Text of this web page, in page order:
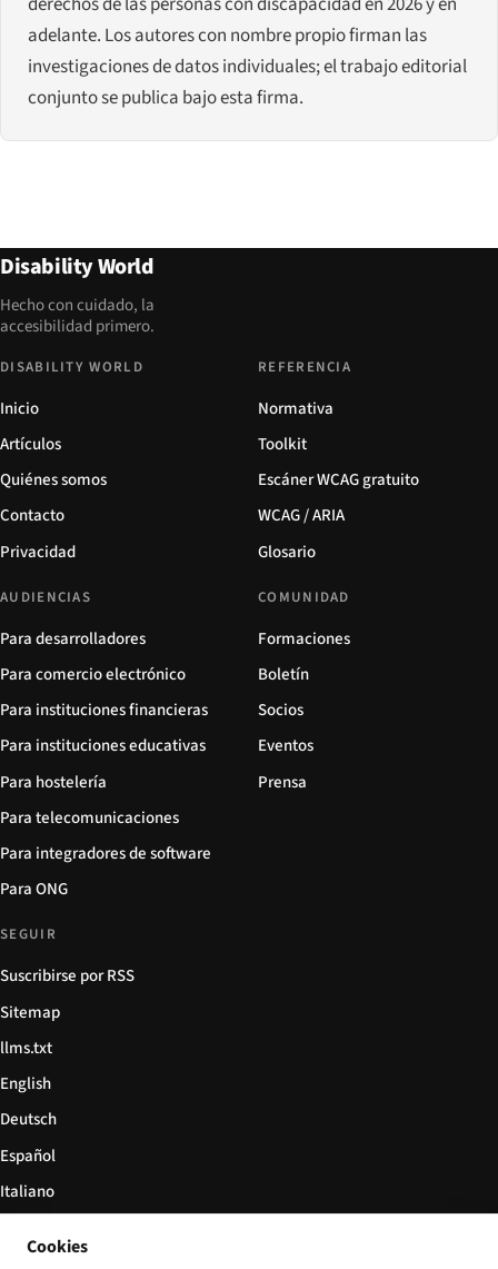
adelante. Los autores con nombre propio firman las
investigaciones de datos individuales; el trabajo editorial
conjunto se publica bajo esta firma.
Disability World
Hecho con cuidado, la
accesibilidad primero.
DISABILITY WORLD
Inicio
Artículos
Quiénes somos
Contacto
Privacidad
REFERENCIA
Normativa
Toolkit
Escáner WCAG gratuito
WCAG / ARIA
Glosario
AUDIENCIAS
Para desarrolladores
Para comercio electrónico
Para instituciones financieras
Para instituciones educativas
Para hostelería
Para telecomunicaciones
Para integradores de software
Para ONG
COMUNIDAD
Formaciones
Boletín
Socios
Eventos
Prensa
SEGUIR
Suscribirse por RSS
Sitemap
llms.txt
English
Deutsch
Español
Italiano
Cookies